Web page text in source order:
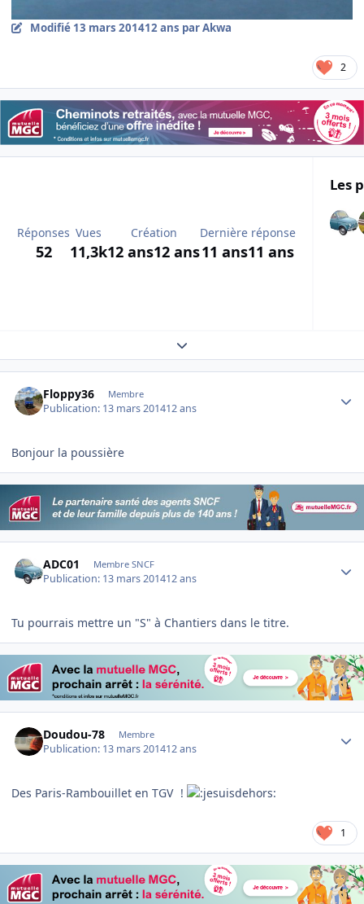
Modifié 13 mars 201412 ans par Akwa
2
Réponses
52
Vues
11,3k
Création
12 ans12 ans
Dernière réponse
11 ans11 ans
Les
Expand topic overview
Floppy36 Membre
Publication: 13 mars 201412 ans
Bonjour la poussière
ADC01 Membre SNCF
Publication: 13 mars 201412 ans
Tu pourrais mettre un "S" à Chantiers dans le titre.
Doudou-78 Membre
Publication: 13 mars 201412 ans
Des Paris-Rambouillet en TGV !
1